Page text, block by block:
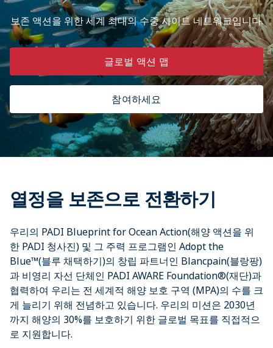
보존 액션을 위한 세계 최대의 수중 사이트 네트워크입니다.​
글로벌 액션 맵
참여하세요
열정을 보존으로 전환하기
우리의 PADI Blueprint for Ocean Action(해양 액션을 위
한 PADI 청사진) 및 그 주력 프로그램인 Adopt the
Blue™(블루 채택하기)의 창립 파트너인 Blancpain(블랑팡)
과 비영리 자선 단체인 PADI AWARE Foundation®(재단)과
협력하여 우리는 전 세계적 해양 보호 구역 (MPA)의 수를 크
게 늘리기 위해 전념하고 있습니다. 우리의 미션은 2030년
까지 해양의 30%를 보호하기 위한 글로벌 목표를 직접적으
로 지원합니다.